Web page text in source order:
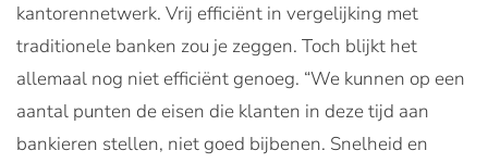
kantorennetwerk. Vrij efficiënt in vergelijking met
traditionele banken zou je zeggen. Toch blijkt het
allemaal nog niet efficiënt genoeg. “We kunnen op een
aantal punten de eisen die klanten in deze tijd aan
bankieren stellen, niet goed bijbenen. Snelheid en